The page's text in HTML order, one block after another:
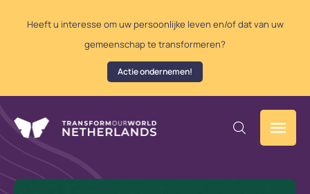
Heeft u interesse om uw persoonlijke leven en/of dat van uw
gemeenschap te transformeren?
Actie ondernemen!